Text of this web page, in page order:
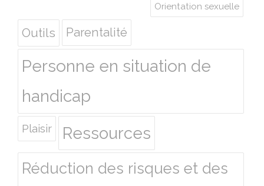
Orientation sexuelle
Outils Parentalité
Personne en situation de
handicap
Plaisir Ressources
Réduction des risques et des